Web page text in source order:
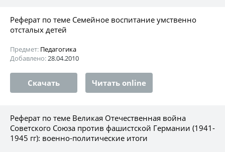
Реферат по теме Семейное воспитание умственно
отсталых детей
Предмет: Педагогика
Добавлено:28.04.2010
Скачать Читать online
Реферат по теме Великая Отечественная война
Советского Союза против фашистской Германии (1941-
1945 гг): военно-политические итоги